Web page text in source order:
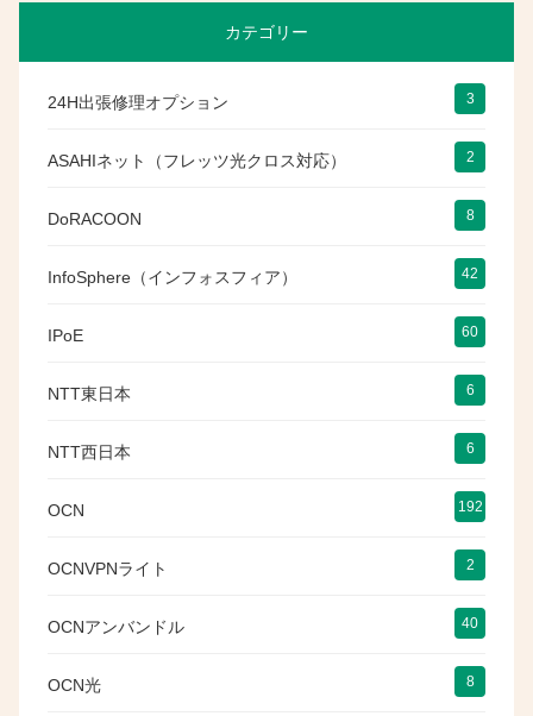
カテゴリー
24H出張修理オプション 3
ASAHIネット（フレッツ光クロス対応） 2
DoRACOON 8
InfoSphere（インフォスフィア） 42
IPoE 60
NTT東日本 6
NTT西日本 6
OCN 192
OCNVPNライト 2
OCNアンバンドル 40
OCN光 8